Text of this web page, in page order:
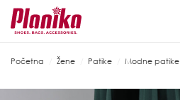
Početna Žene Patike Modne patike